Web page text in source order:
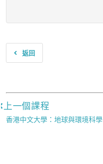
返回
上一個課程
香港中文大學：地球與環境科學